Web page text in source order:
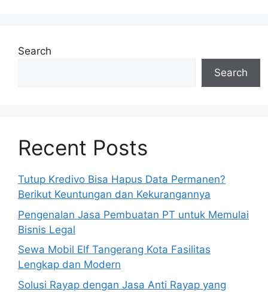
Search
Search
Recent Posts
Tutup Kredivo Bisa Hapus Data Permanen?
Berikut Keuntungan dan Kekurangannya
Pengenalan Jasa Pembuatan PT untuk Memulai
Bisnis Legal
Sewa Mobil Elf Tangerang Kota Fasilitas
Lengkap dan Modern
Solusi Rayap dengan Jasa Anti Rayap yang